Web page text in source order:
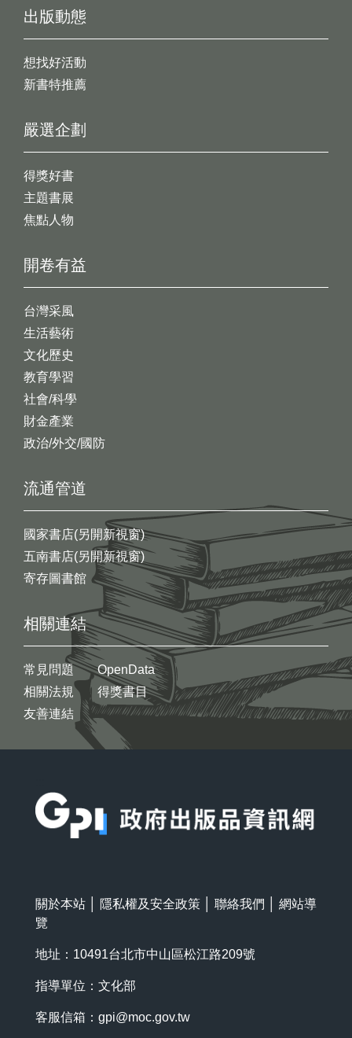
出版動態
想找好活動
新書特推薦
開卷有益
台灣采風
生活藝術
文化歷史
教育學習
社會/科學
財金產業
政治/外交/國防
嚴選企劃
得獎好書
主題書展
焦點人物
流通管道
國家書店(另開新視窗)
五南書店(另開新視窗)
寄存圖書館
相關連結
常見問題
相關法規
友善連結
OpenData
得獎書目
關於本站 隱私權及安全政策 聯絡我們
網站導
覽
地址：10491台北市中山區松江路209號
指導單位：文化部
客服信箱： gpi@moc.gov.tw